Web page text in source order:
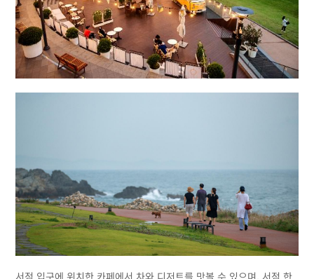
서점 입구에 위치한 카페에서 차와 디저트를 맛볼 수 있으며, 서점 한